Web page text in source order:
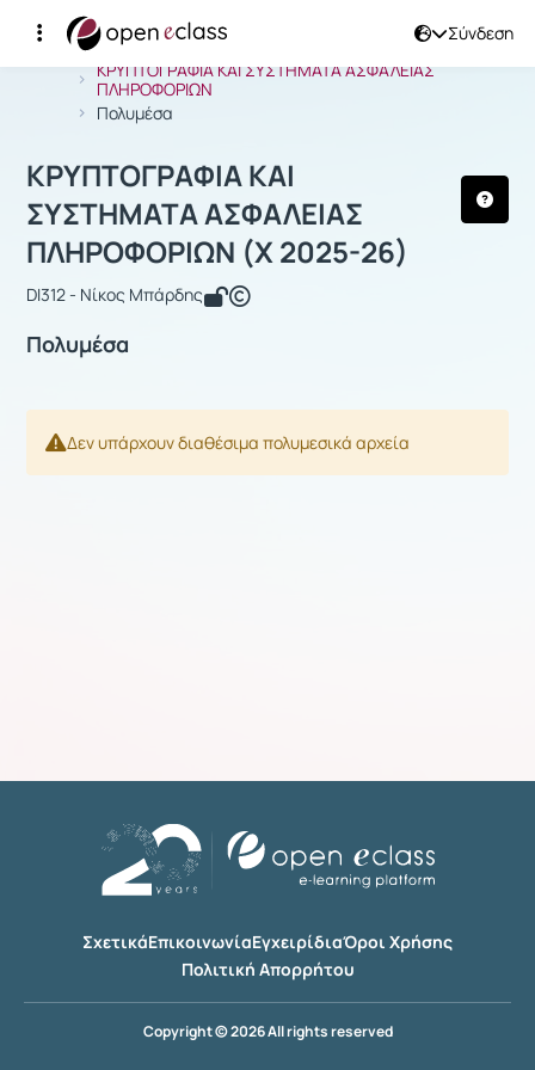
Σύνδεση
Αρχική Σελίδα
ΚΡΥΠΤΟΓΡΑΦΙΑ ΚΑΙ ΣΥΣΤΗΜΑΤΑ ΑΣΦΑΛΕΙΑΣ
ΠΛΗΡΟΦΟΡΙΩΝ
Πολυμέσα
Μάθημα : ΚΡΥΠΤΟΓΡΑΦΙΑ ΚΑΙ
ΚΡΥΠΤΟΓΡΑΦΙΑ ΚΑΙ
ΣΥΣΤΗΜΑΤΑ ΑΣΦΑΛΕΙΑΣ
ΠΛΗΡΟΦΟΡΙΩΝ (Χ 2025-26)
DI312 - Νίκος Μπάρδης
Πολυμέσα
Δεν υπάρχουν διαθέσιμα πολυμεσικά αρχεία
ΣχετικάΕπικοινωνίαΕγχειρίδιαΌροι Χρήσης
Πολιτική Απορρήτου
Copyright © 2026 All rights reserved